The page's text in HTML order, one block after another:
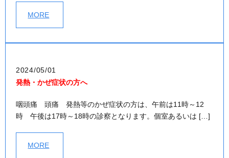
MORE
2024/05/01
発熱・かぜ症状の方へ
咽頭痛 頭痛 発熱等のかぜ症状の方は、午前は11時～12
時 午後は17時～18時の診察となります。個室あるいは […]
MORE